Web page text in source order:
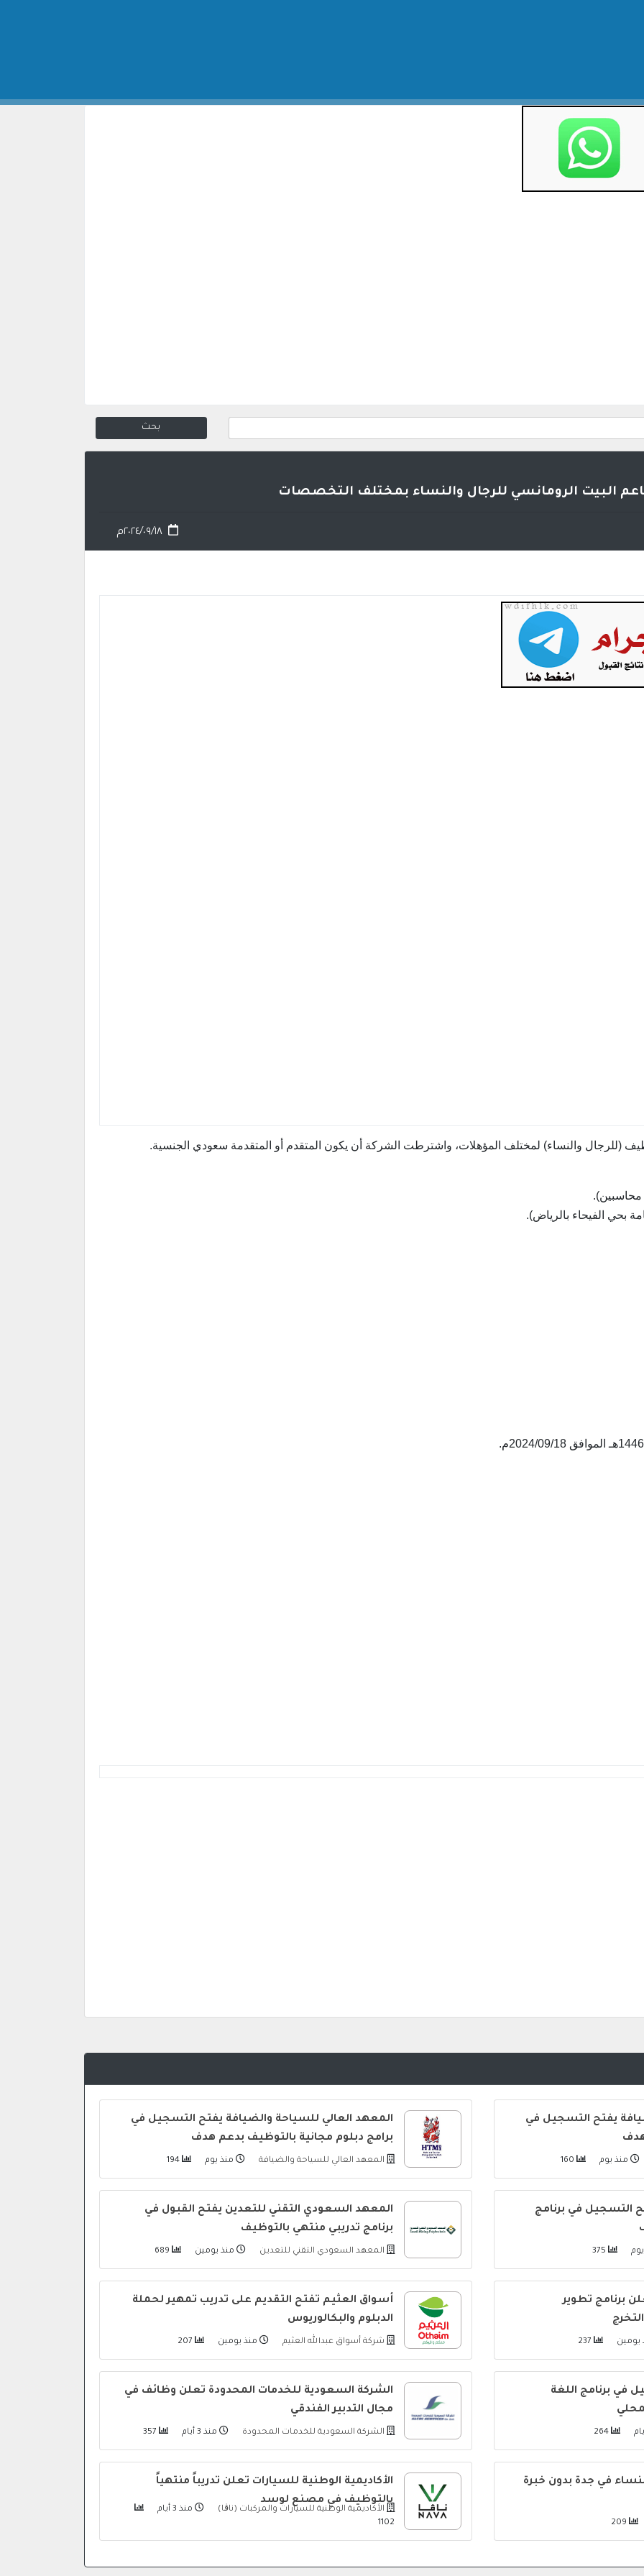
البيت الرومانسي للرجال والنساء بمختلف التخصصات
٢٠٢٤/٠٩/١٨م
(للرجال والنساء) لمختلف المؤهلات، واشترطت الشركة أن يكون المتقدم أو المتقدمة سعودي الجنسية.
يفتح التسجيل في
هدف
منذ يوم
المعهد العالي للسياحة والضيافة يفتح التسجيل في
برامج دبلوم مجانية بالتوظيف بدعم هدف
المعهد العالي للسياحة والضيافة منذ يوم
التسجيل في برنامج
المعهد السعودي التقني للتعدين يفتح القبول في
برنامج تدريبي منتهي بالتوظيف
المعهد السعودي التقني للتعدين منذ يومين
برنامج تطوير
يومين
أسواق العثيم تفتح التقديم على تدريب تمهير لحملة
الدبلوم والبكالوريوس
شركة أسواق عبدالله العثيم منذ يومين
في برنامج اللغة
الشركة السعودية للخدمات المحدودة تعلن وظائف في
مجال التدبير الفندقي
الشركة السعودية للخدمات المحدودة منذ 3 أيام
في جدة بدون خبرة
الأكاديمية الوطنية للسيارات تعلن تدريباً منتهياً
بالتوظيف في مصنع لوسد
الأكاديمية الوطنية للسيارات والمركبات (ناڨا)
منذ 3 أيام
1102